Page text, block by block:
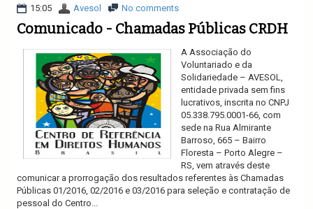
15:05 Avesol No comments
Comunicado - Chamadas Públicas CRDH
A Associação do
Voluntariado e da
Solidariedade – AVESOL,
entidade privada sem fins
lucrativos, inscrita no CNPJ
05.338.795.0001-66, com
sede na Rua Almirante
Barroso, 665 – Bairro
Floresta – Porto Alegre –
RS, vem através deste
comunicar a prorrogação dos resultados referentes às Chamadas
Públicas 01/2016, 02/2016 e 03/2016 para seleção e contratação de
pessoal do Centro...